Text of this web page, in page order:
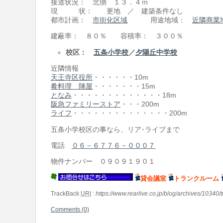
接道状況： 北側 １３．４ｍ
現 状： 更地 ／ 建築条件なし
都市計画： 市街化区域 用途地域： 近隣商業
建蔽率： ８０％ 容積率： ３００％
校区： 五条小学校／夕陽丘中学校
近隣情報
天王寺区役所 ・・・・・・10m
肴料理 陣屋 ・・・・・・・15m
となみ ・・・・・・・・・・・・・18m
阪急ファミリーストア ・・・200m
ライフ ・・・・・・・・・・・・・・200m
五条小学校区の事なら、リア･ライブまで
電話 ０６－６７７６－０００７
物件ナンバー ０９０９１９０１
貸会議室 トランクルーム
TrackBack URI : https://www.rearlive.co.jp/blog/archives/10340/
Comments (0)